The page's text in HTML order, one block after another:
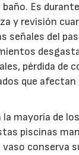
baño. Es
y revisión
señales del
pérdida de
que afectan
la mayoría de
piscinas
conserva